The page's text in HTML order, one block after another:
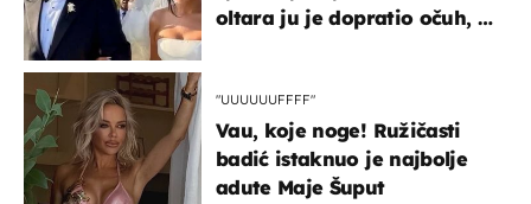
oltara ju je dopratio očuh, a
"UUUUUUFFFF"
Vau, koje noge! Ružičasti
badić istaknuo je najbolje
adute Maje Šuput